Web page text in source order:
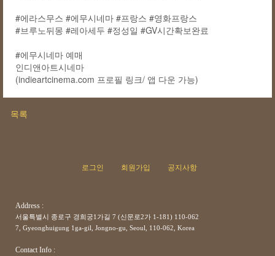
#에라스무스 #에무시네마 #프랑스 #영화프랑스
#브루노뒤몽 #레아세두 #정성일 #GV시간확보완료
#에무시네마 예매
인디앤아트시네마
(indieartcinema.com 프로필 링크/ 앱 다운 가능)
목록
로그인 회원가입 공지사항
Address :
서울특별시 종로구 경희궁1가길 7 (신문로2가 1-181) 110-062
7, Gyeonghuigung 1ga-gil, Jongno-gu, Seoul, 110-062, Korea
Contact Info :